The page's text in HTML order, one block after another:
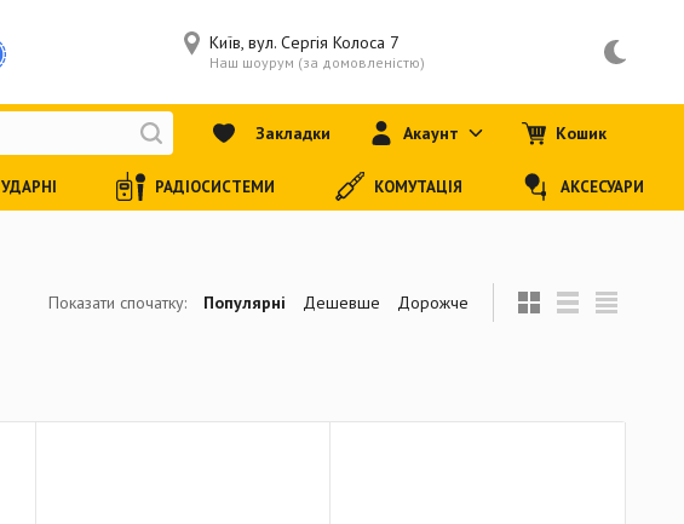
Показати спочатку: Популярні Дешевше Дорожче
Київ, вул. Сергія Колоса 7
Наш шоурум (за домовленістю)
Закладки Акаунт Кошик
УДАРНІ РАДІОСИСТЕМИ КОМУТАЦІЯ АКСЕСУАРИ